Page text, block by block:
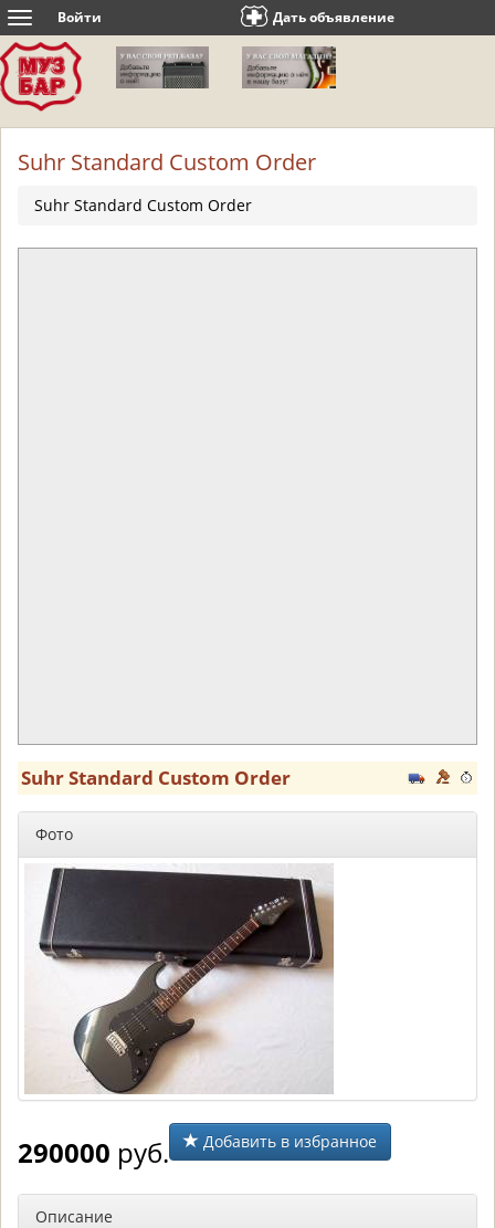
Toggle
navigation
Войти Дать объявление
Suhr Standard Custom Order
Suhr Standard Custom Order
Suhr Standard Custom Order
Фото
290000 руб. Добавить в избранное
Описание